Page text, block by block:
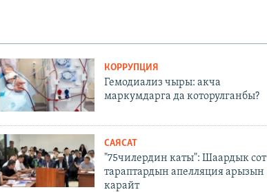
КОРРУПЦИЯ
Гемодиализ чыры: акча
маркумдарга да которулганбы?
САЯСАТ
"75чилердин каты": Шаардык сот
тараптардын апелляция арызын
карайт